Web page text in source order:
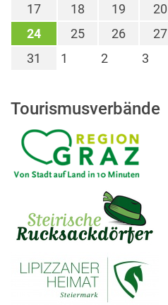
17
18 19 20
24
25 26 27
31
1 2 3
Tourismusverbände